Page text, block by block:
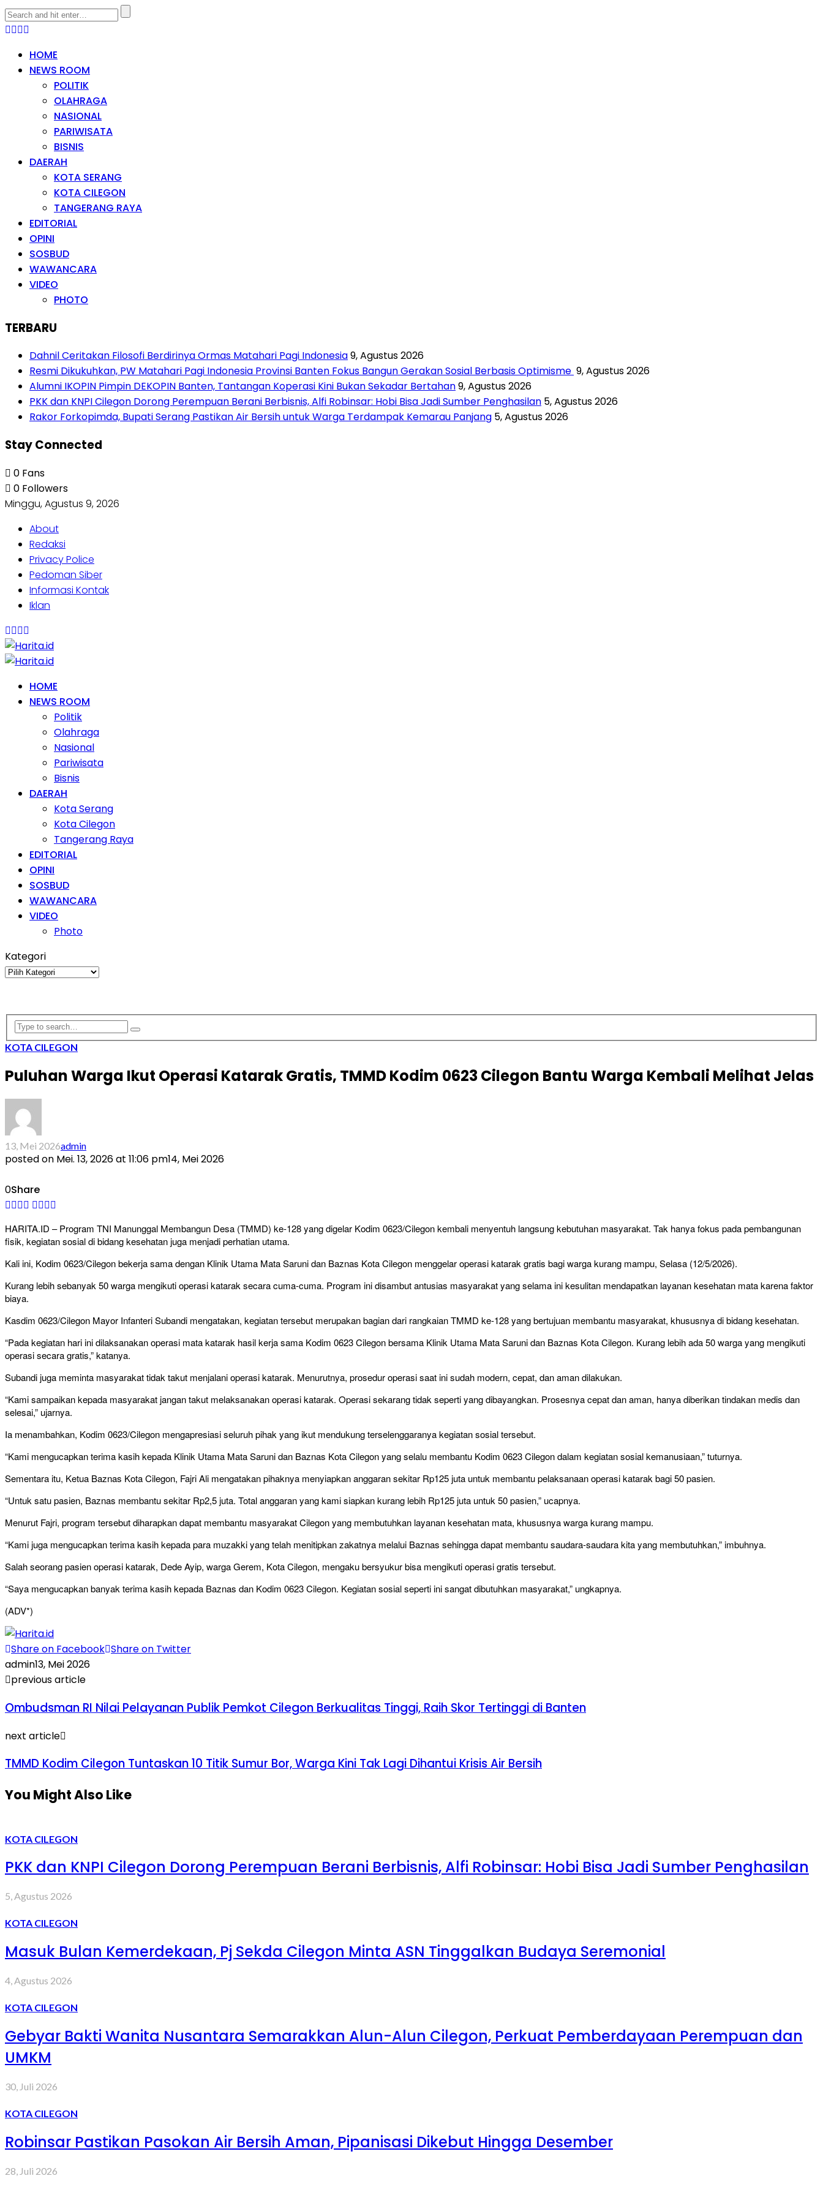
HOME
NEWS ROOM
POLITIK
OLAHRAGA
NASIONAL
PARIWISATA
BISNIS
DAERAH
KOTA SERANG
KOTA CILEGON
TANGERANG RAYA
EDITORIAL
OPINI
SOSBUD
WAWANCARA
VIDEO
PHOTO
TERBARU
Dahnil Ceritakan Filosofi Berdirinya Ormas Matahari Pagi Indonesia9, Agustus 2026
Resmi Dikukuhkan, PW Matahari Pagi Indonesia Provinsi Banten Fokus Bangun Gerakan Sosial Berbasis Optimisme 9, Agustus 2026
Alumni IKOPIN Pimpin DEKOPIN Banten, Tantangan Koperasi Kini Bukan Sekadar Bertahan9, Agustus 2026
PKK dan KNPI Cilegon Dorong Perempuan Berani Berbisnis, Alfi Robinsar: Hobi Bisa Jadi Sumber Penghasilan 5, Agustus 2026
Rakor Forkopimda, Bupati Serang Pastikan Air Bersih untuk Warga Terdampak Kemarau Panjang 5, Agustus 2026
Stay Connected
0 Fans
0 Followers
Minggu, Agustus 9, 2026
About
Redaksi
Privacy Police
Pedoman Siber
Informasi Kontak
Iklan
HOME
NEWS ROOM
Politik
Olahraga
Nasional
Pariwisata
Bisnis
DAERAH
Kota Serang
Kota Cilegon
Tangerang Raya
EDITORIAL
OPINI
SOSBUD
WAWANCARA
VIDEO
Photo
Kategori
Kategori
KOTA CILEGON
Puluhan Warga Ikut Operasi Katarak Gratis, TMMD Kodim 0623 Cilegon Bantu Warga Kembali Melihat Jelas
13, Mei 2026admin
posted on Mei. 13, 2026 at 11:06 pm14, Mei 2026
0Share
HARITA.ID – Program TNI Manunggal Membangun Desa (TMMD) ke-128 yang digelar Kodim 0623/Cilegon kembali menyentuh langsung kebutuhan masyarakat. Tak hanya fokus pada pembangunan
fisik, kegiatan sosial di bidang kesehatan juga menjadi perhatian utama.
Kali ini, Kodim 0623/Cilegon bekerja sama dengan Klinik Utama Mata Saruni dan Baznas Kota Cilegon menggelar operasi katarak gratis bagi warga kurang mampu, Selasa (12/5/2026).
Kurang lebih sebanyak 50 warga mengikuti operasi katarak secara cuma-cuma. Program ini disambut antusias masyarakat yang selama ini kesulitan mendapatkan layanan kesehatan mata karena faktor
biaya.
Kasdim 0623/Cilegon Mayor Infanteri Subandi mengatakan, kegiatan tersebut merupakan bagian dari rangkaian TMMD ke-128 yang bertujuan membantu masyarakat, khususnya di bidang kesehatan.
“Pada kegiatan hari ini dilaksanakan operasi mata katarak hasil kerja sama Kodim 0623 Cilegon bersama Klinik Utama Mata Saruni dan Baznas Kota Cilegon. Kurang lebih ada 50 warga yang mengikuti
operasi secara gratis,” katanya.
Subandi juga meminta masyarakat tidak takut menjalani operasi katarak. Menurutnya, prosedur operasi saat ini sudah modern, cepat, dan aman dilakukan.
“Kami sampaikan kepada masyarakat jangan takut melaksanakan operasi katarak. Operasi sekarang tidak seperti yang dibayangkan. Prosesnya cepat dan aman, hanya diberikan tindakan medis dan
selesai,” ujarnya.
Ia menambahkan, Kodim 0623/Cilegon mengapresiasi seluruh pihak yang ikut mendukung terselenggaranya kegiatan sosial tersebut.
“Kami mengucapkan terima kasih kepada Klinik Utama Mata Saruni dan Baznas Kota Cilegon yang selalu membantu Kodim 0623 Cilegon dalam kegiatan sosial kemanusiaan,” tuturnya.
Sementara itu, Ketua Baznas Kota Cilegon, Fajri Ali mengatakan pihaknya menyiapkan anggaran sekitar Rp125 juta untuk membantu pelaksanaan operasi katarak bagi 50 pasien.
“Untuk satu pasien, Baznas membantu sekitar Rp2,5 juta. Total anggaran yang kami siapkan kurang lebih Rp125 juta untuk 50 pasien,” ucapnya.
Menurut Fajri, program tersebut diharapkan dapat membantu masyarakat Cilegon yang membutuhkan layanan kesehatan mata, khususnya warga kurang mampu.
“Kami juga mengucapkan terima kasih kepada para muzakki yang telah menitipkan zakatnya melalui Baznas sehingga dapat membantu saudara-saudara kita yang membutuhkan,” imbuhnya.
Salah seorang pasien operasi katarak, Dede Ayip, warga Gerem, Kota Cilegon, mengaku bersyukur bisa mengikuti operasi gratis tersebut.
“Saya mengucapkan banyak terima kasih kepada Baznas dan Kodim 0623 Cilegon. Kegiatan sosial seperti ini sangat dibutuhkan masyarakat,” ungkapnya.
(ADV*)
Share on Facebook Share on Twitter
admin13, Mei 2026
previous article
Ombudsman RI Nilai Pelayanan Publik Pemkot Cilegon Berkualitas Tinggi, Raih Skor Tertinggi di Banten
next article
TMMD Kodim Cilegon Tuntaskan 10 Titik Sumur Bor, Warga Kini Tak Lagi Dihantui Krisis Air Bersih
You Might Also Like
KOTA CILEGON
PKK dan KNPI Cilegon Dorong Perempuan Berani Berbisnis, Alfi Robinsar: Hobi Bisa Jadi Sumber Penghasilan
5, Agustus 2026
KOTA CILEGON
Masuk Bulan Kemerdekaan, Pj Sekda Cilegon Minta ASN Tinggalkan Budaya Seremonial
4, Agustus 2026
KOTA CILEGON
Gebyar Bakti Wanita Nusantara Semarakkan Alun-Alun Cilegon, Perkuat Pemberdayaan Perempuan dan
UMKM
30, Juli 2026
KOTA CILEGON
Robinsar Pastikan Pasokan Air Bersih Aman, Pipanisasi Dikebut Hingga Desember
28, Juli 2026